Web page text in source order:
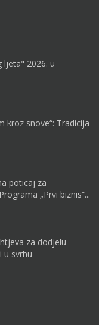
ljeta" 2026. u
kroz snove“: Tradicija
poticaj za
„Prvi biznis“...
za dodjelu
u svrhu